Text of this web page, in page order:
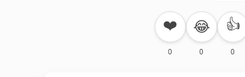
❤️
0
😂
0
👍
0